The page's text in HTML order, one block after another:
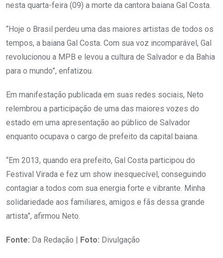
nesta quarta-feira (09) a morte da cantora baiana Gal Costa.
“Hoje o Brasil perdeu uma das maiores artistas de todos os
tempos, a baiana Gal Costa. Com sua voz incomparável, Gal
revolucionou a MPB e levou a cultura de Salvador e da Bahia
para o mundo”, enfatizou.
Em manifestação publicada em suas redes sociais, Neto
relembrou a participação de uma das maiores vozes do
estado em uma apresentação ao público de Salvador
enquanto ocupava o cargo de prefeito da capital baiana.
“Em 2013, quando era prefeito, Gal Costa participou do
Festival Virada e fez um show inesquecível, conseguindo
contagiar a todos com sua energia forte e vibrante. Minha
solidariedade aos familiares, amigos e fãs dessa grande
artista”, afirmou Neto.
Fonte: Da Redação | Foto: Divulgação